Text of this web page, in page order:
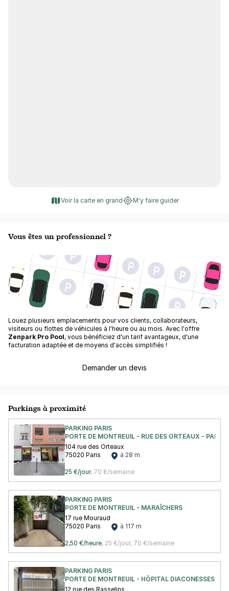
Voir la carte en grand M'y faire guider
Vous êtes un professionnel ?
Louez plusieurs emplacements pour vos clients, collaborateurs,
visiteurs ou flottes de véhicules à l'heure ou au mois. Avec l'offre
Zenpark Pro Pool, vous bénéficiez d'un tarif avantageux, d'une
facturation adaptée et de moyens d'accès simplifiés !
Demander un devis
Parkings à proximité
PARKING PARIS
PORTE DE MONTREUIL - RUE DES ORTEAUX - PARIS
104 rue des Orteaux
75020 Paris
à 28 m
25 €/jour, 70 €/semaine
PARKING PARIS
PORTE DE MONTREUIL - MARAÎCHERS
17 rue Mouraud
75020 Paris
à 117 m
2,50 €/heure, 25 €/jour, 70 €/semaine
PARKING PARIS
PORTE DE MONTREUIL - HÔPITAL DIACONESSES
12 rue des Rasselins